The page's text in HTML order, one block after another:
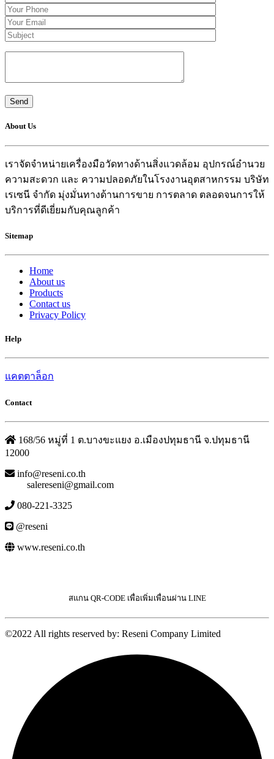
About Us
เราจัดจำหน่ายเครื่องมือวัดทางด้านสิ่งแวดล้อม อุปกรณ์อำนวย
ความสะดวก และ ความปลอดภัยในโรงงานอุตสาหกรรม บริษัท
เรเซนี จำกัด มุ่งมั่นทางด้านการขาย การตลาด ตลอดจนการให้
บริการที่ดีเยี่ยมกับคุณลูกค้า
Sitemap
Home
About us
Products
Contact us
Privacy Policy
Help
แคตตาล็อก
Contact
168/56 หมู่ที่ 1 ต.บางขะแยง อ.เมืองปทุมธานี จ.ปทุมธานี
12000
info@reseni.co.th
salereseni@gmail.com
080-221-3325
@reseni
www.reseni.co.th
สแกน QR-CODE เพื่อเพิ่มเพื่อนผ่าน LINE
©2022 All rights reserved by: Reseni Company Limited